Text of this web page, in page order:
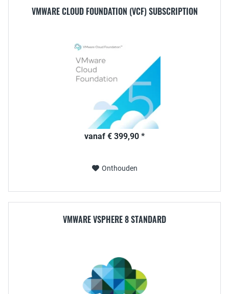
VMWARE CLOUD FOUNDATION (VCF) SUBSCRIPTION
vanaf € 399,90 *
Onthouden
VMWARE VSPHERE 8 STANDARD